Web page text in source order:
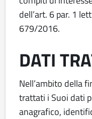
dell’art. 6 par. 1
679/2016.
DATI
Nell’ambito della
trattati i Suoi dati
anagrafico,